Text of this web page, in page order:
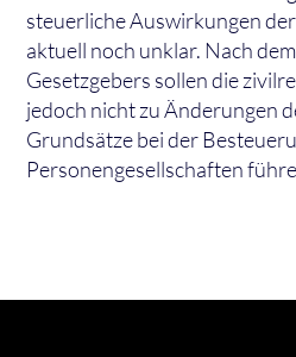
steuerliche Auswirkungen
aktuell noch unklar. Nach
Gesetzgebers sollen die
jedoch nicht zu Änderungen
Grundsätze bei der
Personengesellschaften